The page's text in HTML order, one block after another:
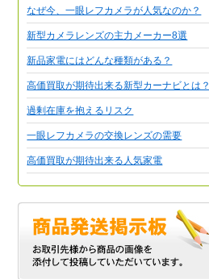
なぜ今、一眼レフカメラが人気なのか？
新型カメラレンズの主力メーカー8選
新品家電にはどんな種類がある？
高価買取が期待出来る新型カーナビとは？
過剰在庫を抱えるリスク
一眼レフカメラの交換レンズの需要
高価買取が期待出来る人気家電